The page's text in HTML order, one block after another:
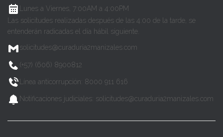
Lunes a Viernes, 7:00AM a 4:00PM
Las solicitudes realizadas después de las 4:00 de la tarde, se
entenderán radicadas el día hábil siguiente.
solicitudes@curaduria2manizales.com
(+57) (606) 8900812
Línea anticorrupción: 8000 911 616
Notificaciones judiciales: solicitudes@curaduria2manizales.com